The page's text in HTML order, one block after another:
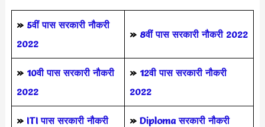
» 5वीं पास सरकारी नौकरी
2022
» 8वीं पास सरकारी नौकरी 2022
» 10वी पास सरकारी नौकरी
2022
» 12वी पास सरकारी नौकरी
2022
» ITI पास सरकारी नौकरी
» Diploma सरकारी नौकरी